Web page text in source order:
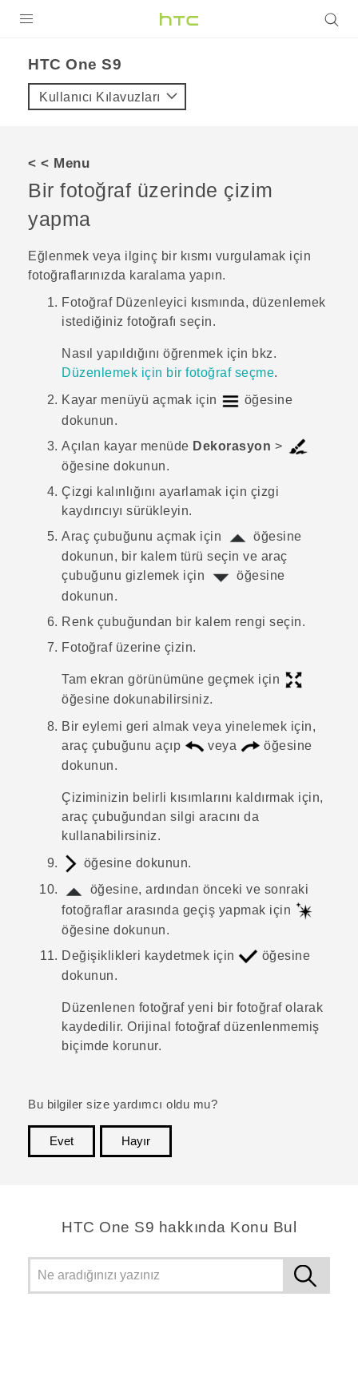
VIVE
VIVERSE
DESTEK
HTC One S9‎
Kullanıcı Kılavuzları
< < Menu
Bir fotoğraf üzerinde çizim
yapma
Eğlenmek veya ilginç bir kısmı vurgulamak için
fotoğraflarınızda karalama yapın.
Fotoğraf Düzenleyici kısmında, düzenlemek
istediğiniz fotoğrafı seçin.
Nasıl yapıldığını öğrenmek için bkz.
Düzenlemek için bir fotoğraf seçme.
Kayar menüyü açmak için
öğesine
dokunun.
Açılan kayar menüde Dekorasyon >
öğesine dokunun.
Çizgi kalınlığını ayarlamak için çizgi
kaydırıcıyı sürükleyin.
Araç çubuğunu açmak için
öğesine
dokunun, bir kalem türü seçin ve araç
çubuğunu gizlemek için
öğesine
dokunun.
Renk çubuğundan bir kalem rengi seçin.
Fotoğraf üzerine çizin.
Tam ekran görünümüne geçmek için
öğesine dokunabilirsiniz.
Bir eylemi geri almak veya yinelemek için,
araç çubuğunu açıp
veya
öğesine
dokunun.
Çiziminizin belirli kısımlarını kaldırmak için,
araç çubuğundan silgi aracını da
kullanabilirsiniz.
öğesine dokunun.
öğesine, ardından önceki ve sonraki
fotoğraflar arasında geçiş yapmak için
öğesine dokunun.
Değişiklikleri kaydetmek için
öğesine
dokunun.
Düzenlenen fotoğraf yeni bir fotoğraf olarak
kaydedilir. Orijinal fotoğraf düzenlenmemiş
biçimde korunur.
Bu bilgiler size yardımcı oldu mu?
Evet
Hayır
HTC One S9 hakkında Konu Bul